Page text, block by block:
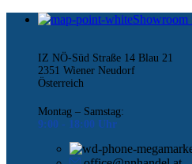
Showroom
IZ NÖ-Süd Straße 14 Blau 21
2351 Wiener Neudorf
Österreich
Montag – Samstag:
9:00 - 18:00 Uhr